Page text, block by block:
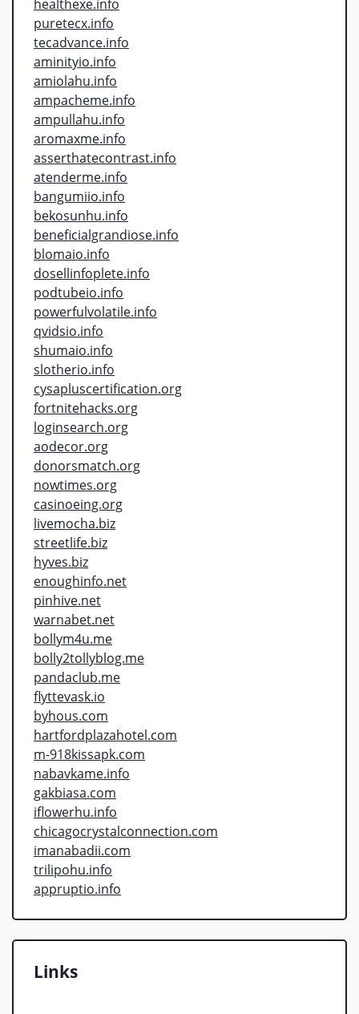
healthexe.info
puretecx.info
tecadvance.info
aminityio.info
amiolahu.info
ampacheme.info
ampullahu.info
aromaxme.info
asserthatecontrast.info
atenderme.info
bangumiio.info
bekosunhu.info
beneficialgrandiose.info
blomaio.info
dosellinfoplete.info
podtubeio.info
powerfulvolatile.info
qvidsio.info
shumaio.info
slotherio.info
cysapluscertification.org
fortnitehacks.org
loginsearch.org
aodecor.org
donorsmatch.org
nowtimes.org
casinoeing.org
livemocha.biz
streetlife.biz
hyves.biz
enoughinfo.net
pinhive.net
warnabet.net
bollym4u.me
bolly2tollyblog.me
pandaclub.me
flyttevask.io
byhous.com
hartfordplazahotel.com
m-918kissapk.com
nabavkame.info
gakbiasa.com
iflowerhu.info
chicagocrystalconnection.com
imanabadii.com
trilipohu.info
appruptio.info
Links